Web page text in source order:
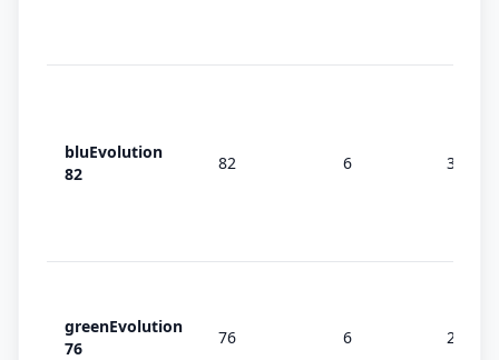
bluEvolution
82
82 6 3 (MD)
greenEvolution
76
76 6 2/3